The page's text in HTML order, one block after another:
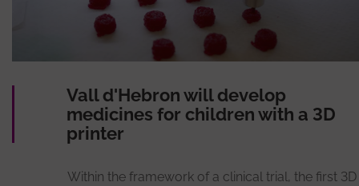
Vall d'Hebron will develop
medicines for children with a 3D
printer
Within the framework of a clinical trial, the first 3D